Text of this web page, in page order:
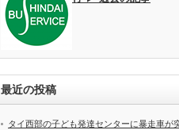
最近の投稿
タイ西部の子ども発達センターに暴走車が